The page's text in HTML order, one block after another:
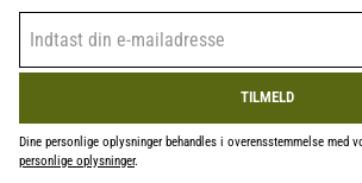
TILMELD
Dine personlige oplysninger behandles i overensstemmelse med
personlige oplysninger.